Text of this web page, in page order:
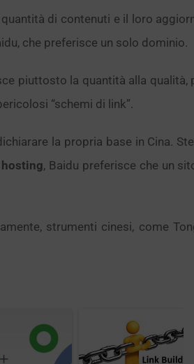
di contenuti e il loro
che preferisce un solo dominio.
piuttosto la quantità alla qualità,
“schemi di link”.
la propria base in Cina.
, Baidu preferisce che un
strumenti cinesi, come